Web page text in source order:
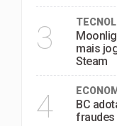
3
mais
Steam
4
BC
fraudes